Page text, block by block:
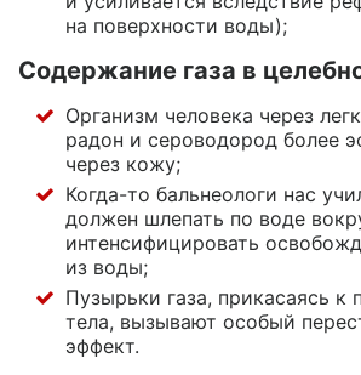
на поверхности воды);
Содержание газа в
Организм человека через
радон и сероводород более
через кожу;
Когда-то бальнеологи нас
должен шлепать по воде
интенсифицировать
из воды;
Пузырьки газа, прикасаясь к
тела, вызывают особый
эффект.